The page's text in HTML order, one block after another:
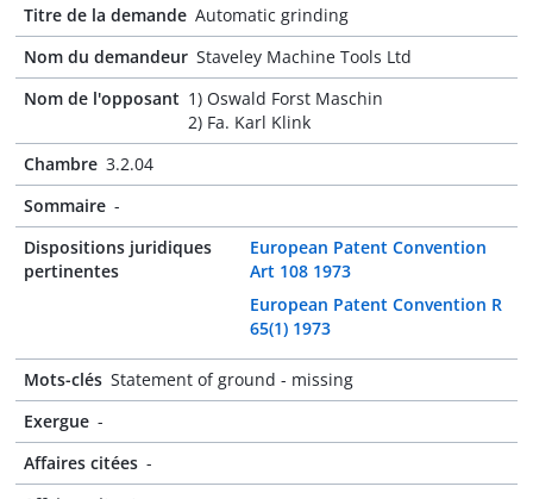
Titre de la demande Automatic grinding
Nom du demandeur Staveley Machine Tools Ltd
Nom de l'opposant 1) Oswald Forst Maschin
2) Fa. Karl Klink
Chambre 3.2.04
Sommaire -
Dispositions juridiques
pertinentes
European Patent Convention
Art 108 1973
European Patent Convention R
65(1) 1973
Mots-clés Statement of ground - missing
Exergue -
Affaires citées -